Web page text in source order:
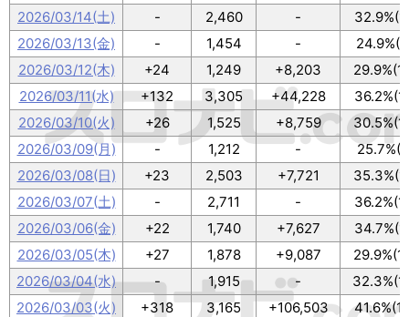
2026/03/14(土)
- 2,460 -
2026/03/13(金)
- 1,454 -
2026/03/12(木)
+24 1,249 +8,203
2026/03/11(水)
+132 3,305 +44,228
2026/03/10(火)
+26 1,525 +8,759
2026/03/09(月)
- 1,212 -
2026/03/08(日)
+23 2,503 +7,721
2026/03/07(土)
- 2,711 -
2026/03/06(金)
+22 1,740 +7,627
2026/03/05(木)
+27 1,878 +9,087
2026/03/04(水)
- 1,915 -
2026/03/03(火)
+318 3,165 +106,503